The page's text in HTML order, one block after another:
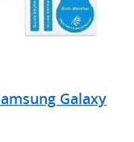
Galaxy